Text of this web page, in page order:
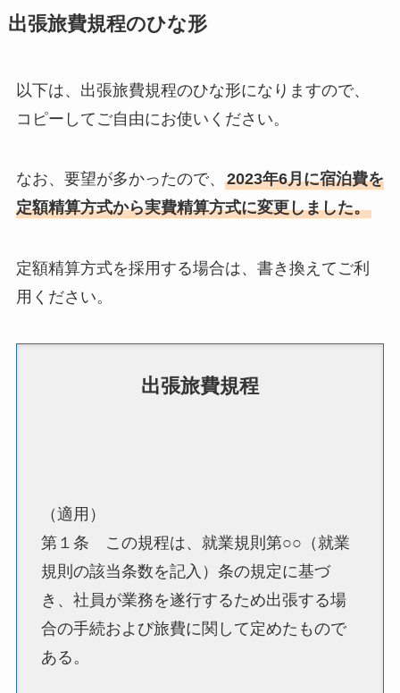
出張旅費規程のひな形
以下は、出張旅費規程のひな形になりますので、
コピーしてご自由にお使いください。
なお、要望が多かったので、 2023年6月に宿泊費を
定額精算方式から実費精算方式に変更しました。
定額精算方式を採用する場合は、書き換えてご利
用ください。
出張旅費規程
（適用）
第１条 この規程は、就業規則第○○（就業
規則の該当条数を記入）条の規定に基づ
き、社員が業務を遂行するため出張する場
合の手続および旅費に関して定めたもので
ある。